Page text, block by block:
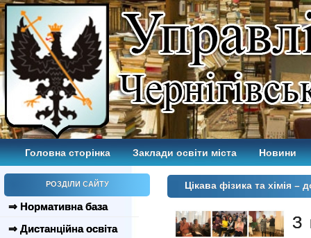
Головна сторінка Заклади освіти міста Новини
РОЗДІЛИ САЙТУ
⇒ Нормативна база
⇒ Дистанційна освіта
Цікава фізика та хімія –
З